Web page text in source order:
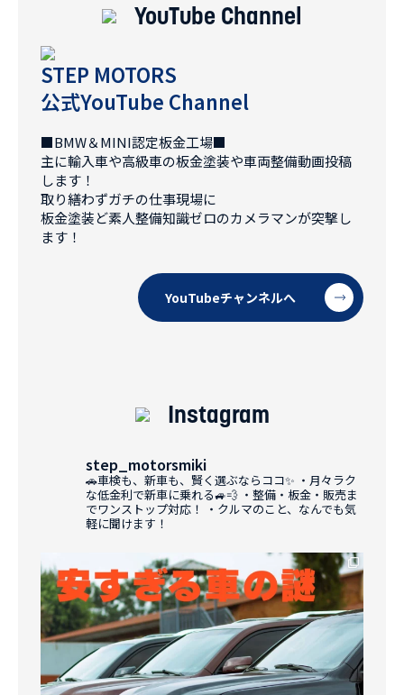
YouTube Channel
STEP MOTORS
公式YouTube Channel
■BMW＆MINI認定板金工場■
主に輸入車や高級車の板金塗装や車両整備動画投稿
します！
取り繕わずガチの仕事現場に
板金塗装ど素人整備知識ゼロのカメラマンが突撃し
ます！
YouTubeチャンネルへ
Instagram
step_motorsmiki
🚗車検も、新車も、賢く選ぶならココ✨ ・月々ラク
な低金利で新車に乗れる🚙💨 ・整備・板金・販売ま
でワンストップ対応！
・クルマのこと、なんでも気
軽に聞けます！